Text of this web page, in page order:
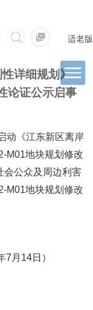
适老版
性详细规划》
论证公示启事
动《江东新区离岸
M01地块规划修改
会公众及周边利害
M01地块规划修改
月14日）